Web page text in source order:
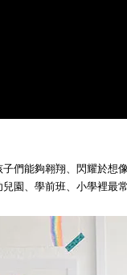
們能夠翱翔、閃耀於
園、學前班、小學裡最